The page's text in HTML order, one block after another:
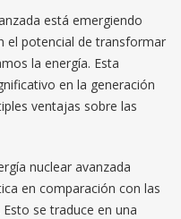
está emergiendo
el potencial de transformar
la energía. Esta
en la generación
ventajas sobre las
nuclear avanzada
en comparación con las
se traduce en una